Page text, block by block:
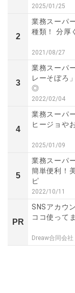
2025/01/25
2
業務スーパ
種類！ 分厚
2021/08/27
3
業務スーパ
レーそぼろ
◎
2022/02/04
4
業務スーパ
ヒージョや
2025/01/09
5
業務スーパ
簡単便利！
ピ
2022/10/11
PR
SNSアカウ
ココ使って
Dreaw合同会社